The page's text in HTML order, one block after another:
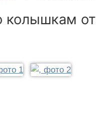
колышкам от